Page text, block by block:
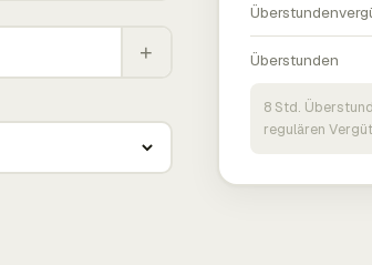
+ Überstunden
8 Std.
regulären